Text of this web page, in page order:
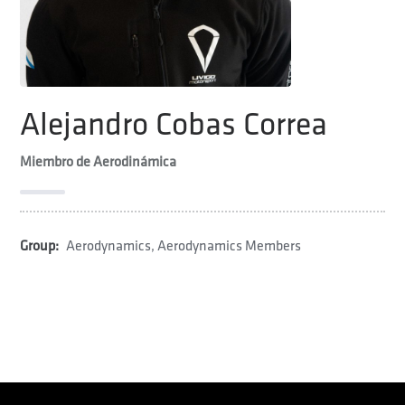
Alejandro Cobas Correa
Miembro de Aerodinámica
Group: Aerodynamics,Aerodynamics Members